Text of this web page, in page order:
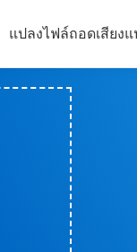
แปลงไฟล์ถอดเสียงแ